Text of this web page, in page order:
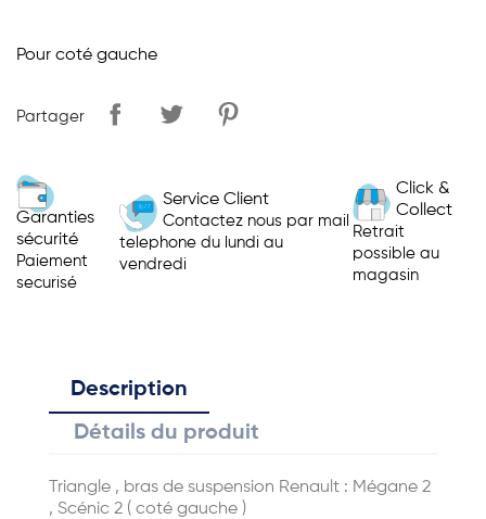
Pour coté gauche
Partager
Garanties
sécurité
Paiement
securisé
Service Client
Contactez nous par mail
telephone du lundi au
vendredi
Click &
Collect
Retrait
possible au
magasin
Description
Détails du produit
Triangle , bras de suspension Renault : Mégane 2
, Scénic 2 ( coté gauche )